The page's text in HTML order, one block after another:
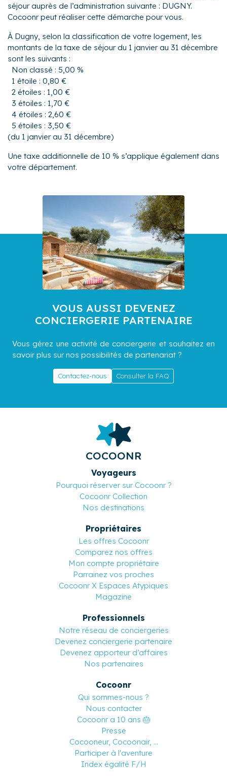
séjour auprès de l’administration suivante : DUGNY.
Cocoonr peut réaliser cette démarche pour vous.
À Dugny, selon la classification de votre logement, les
montants de la taxe de séjour du 1 janvier au 31 décembre
sont les suivants :
Non classé : 5,00 %
1 étoile : 0,80 €
2 étoiles : 1,00 €
3 étoiles : 1,70 €
4 étoiles : 2,60 €
5 étoiles : 3,50 €
(du 1 janvier au 31 décembre)
Une taxe additionnelle de 10 % s’applique également dans
votre département.
VOUS AUSSI DEVENEZ
CONCIERGERIE PARTENAIRE
Vous gérez une activité de conciergerie et souhaitez en
savoir plus sur nos possibilités de partenariat ?
Contactez-nous Consulter la FAQ
COCOONR
Voyageurs
Pourquoi réserver sur Cocoonr ?
Cocoonr Collection
Nos destinations
Propriétaires
Les offres Cocoonr
Comparez nos offres
Mon compte propriétaire
Parrainez vos proches
Cocoonr X Espaces Atypiques
Magazine
Professionnels
Notre réseau de conciergeries
Devenez conciergerie partenaire
Devenez apporteur d’affaires
Nos partenaires
Cocoonr
Qui sommes-nous ?
Nous contacter
Cocoonr a 10 ans 🎂
Presse
Cocooneur, Cocoonair, ...
Participer à l'aventure
Index égalité F/H